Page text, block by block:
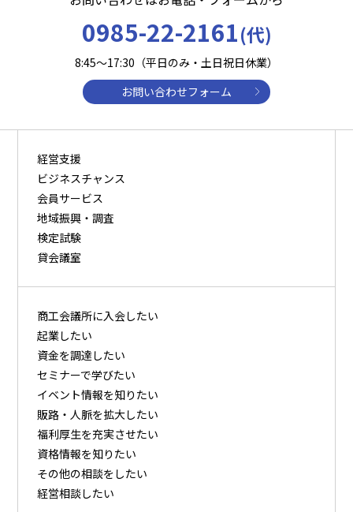
0985-22-2161(代)
8:45～17:30（平日のみ・土日祝日休業）
お問い合わせフォーム
経営支援
ビジネスチャンス
会員サービス
地域振興・調査
検定試験
貸会議室
商⼯会議所に⼊会したい
起業したい
資⾦を調達したい
セミナーで学びたい
イベント情報を知りたい
販路・⼈脈を拡⼤したい
福利厚⽣を充実させたい
資格情報を知りたい
その他の相談をしたい
経営相談したい